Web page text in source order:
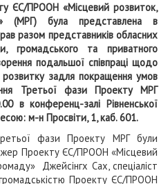
ЄС/ПРООН «Місцевий розвиток,
(МРГ) була представлена в
разом представників обласних
громадського та приватного
подальшої співпраці щодо
задля покращення умов
Третьої фази Проекту МРГ
в конференц-залі Рівненської
м-н Просвіти, 1, каб. 601.
фази Проекту МРГ були
Проекту ЄС/ПРООН «Місцевий
Джейсінгх Сах, спеціаліст
громадськістю Проекту ЄС/ПРООН